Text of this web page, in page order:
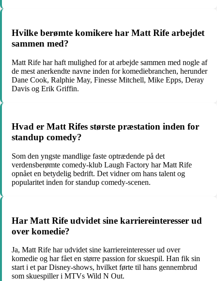
Hvilke berømte komikere har Matt Rife arbejdet
sammen med?
Matt Rife har haft mulighed for at arbejde sammen med nogle af
de mest anerkendte navne inden for komediebranchen, herunder
Dane Cook, Ralphie May, Finesse Mitchell, Mike Epps, Deray
Davis og Erik Griffin.
Hvad er Matt Rifes største præstation inden for
standup comedy?
Som den yngste mandlige faste optrædende på det
verdensberømte comedy-klub Laugh Factory har Matt Rife
opnået en betydelig bedrift. Det vidner om hans talent og
popularitet inden for standup comedy-scenen.
Har Matt Rife udvidet sine karriereinteresser ud
over komedie?
Ja, Matt Rife har udvidet sine karriereinteresser ud over
komedie og har fået en større passion for skuespil. Han fik sin
start i et par Disney-shows, hvilket førte til hans gennembrud
som skuespiller i MTVs Wild N Out.